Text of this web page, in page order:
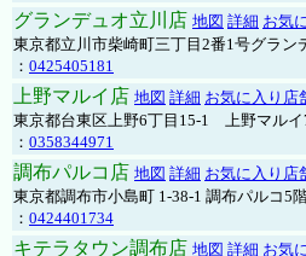
グランデュオ立川店 地図 詳細 お気
東京都立川市柴崎町三丁目2番1号グラン
： 0425405181
上野マルイ店 地図 詳細 お気に入り店
東京都台東区上野6丁目15-1 上野マルイ
： 0358344971
調布パルコ店 地図 詳細 お気に入り店
東京都調布市小島町 1-38-1 調布パルコ5
： 0424401734
キテラタウン調布店 地図 詳細 お気